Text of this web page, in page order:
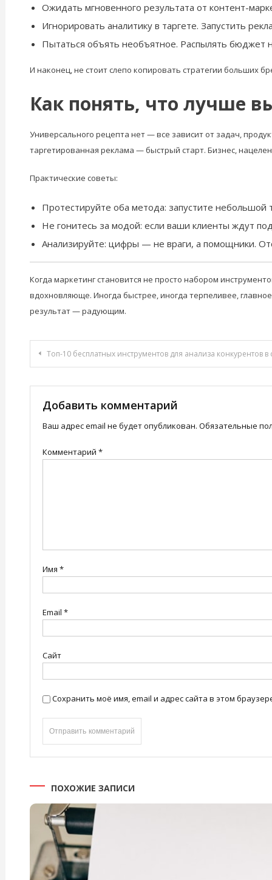
Ожидать мгновенного результата от контент-
Игнорировать аналитику в таргете. Запустить
Пытаться объять необъятное. Распылять бюджет
И наконец, не стоит слепо копировать стратегии больших
Как понять, что лучше
Универсального рецепта нет — все зависит от задач,
таргетированная реклама — быстрый старт. Бизнес,
Практические советы:
Протестируйте оба метода: запустите
Не гонитесь за модой: если ваши клиенты ждут
Анализируйте: цифры — не враги, а помощники.
Когда маркетинг становится не просто набором
вдохновляюще. Иногда быстрее, иногда терпеливее,
результат — радующим.
Навигация
по
записям
Топ-10 бесплатных инструментов для анализа конкурентов
Добавить комментарий
Ваш адрес email не будет опубликован. Обязательные
Комментарий *
Имя *
Email *
Сайт
Сохранить моё имя, email и адрес сайта в этом
ПОХОЖИЕ ЗАПИСИ